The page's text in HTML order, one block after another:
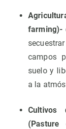
farming)-
campos
suelo y
a la
Cultivos
(Pasture